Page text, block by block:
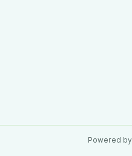
Powered by